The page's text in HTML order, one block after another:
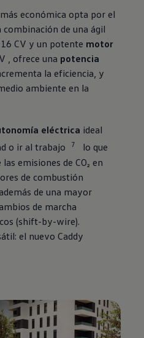
económica opta por el
combinación de una ágil
CV y un potente motor
, ofrece una potencia
la eficiencia, y
ambiente en la
eléctrica ideal
o ir al trabajo
7
lo que
emisiones de CO₂ en
de combustión
de una mayor
de marcha
(shift-by-wire).
el nuevo Caddy